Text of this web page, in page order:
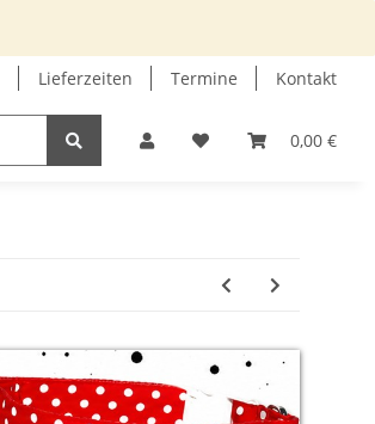
Lieferzeiten Termine Kontakt
0,00 €
INFOECKE